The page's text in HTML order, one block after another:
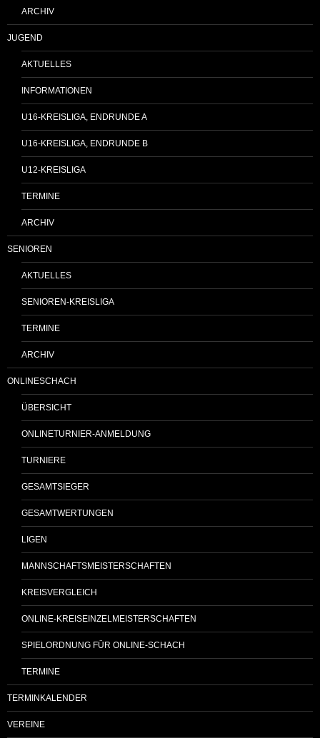
ARCHIV
JUGEND
AKTUELLES
INFORMATIONEN
U16-KREISLIGA, ENDRUNDE A
U16-KREISLIGA, ENDRUNDE B
U12-KREISLIGA
TERMINE
ARCHIV
SENIOREN
AKTUELLES
SENIOREN-KREISLIGA
TERMINE
ARCHIV
ONLINESCHACH
ÜBERSICHT
ONLINETURNIER-ANMELDUNG
TURNIERE
GESAMTSIEGER
GESAMTWERTUNGEN
LIGEN
MANNSCHAFTSMEISTERSCHAFTEN
KREISVERGLEICH
ONLINE-KREISEINZELMEISTERSCHAFTEN
SPIELORDNUNG FÜR ONLINE-SCHACH
TERMINE
TERMINKALENDER
VEREINE